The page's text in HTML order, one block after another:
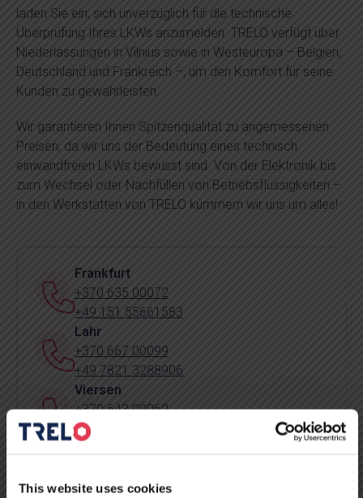
This website uses cookies
laden Sie ein, sich unverzüglich für die technische
Überprüfung Ihres LKWs anzumelden. TRELO verfügt über
Niederlassungen in Vilnius sowie in Westeuropa – Belgien,
Deutschland und Frankreich –, um den Komfort für seine
Kunden zu gewährleisten.
Wir garantieren Ihnen Spitzenqualität zu angemessenen
Preisen, da wir uns der Bedeutung eines technisch
einwandfreien LKWs bewusst sind. Von der Elektronik bis
zum Wechsel oder Nachfüllen von Betriebsflüssigkeiten –
in den Werkstätten von TRELO kümmern wir uns um alles!
Frankfurt
+370 635 00072
+49 151 55661583
Lahr
+370 667 00099
+49 7821 3288906
Viersen
+370 643 00062
+4915257838464